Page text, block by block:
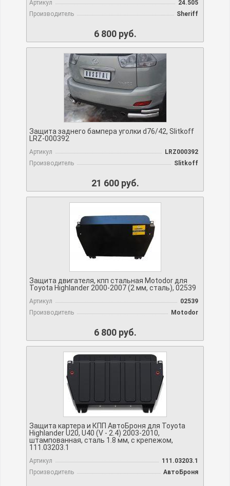
Артикул
24.505
Производитель
Sheriff
6 800 руб.
Защита заднего бампера уголки d76/42, Slitkoff
LRZ-000392
Артикул
LRZ000392
Производитель
Slitkoff
21 600 руб.
Защита двигателя, кпп стальная Motodor для
Toyota Highlander 2000-2007 (2 мм, сталь), 02539
Артикул
02539
Производитель
Motodor
6 800 руб.
Защита картера и КПП АвтоБроня для Toyota
Highlander U20, U40 (V - 2.4) 2003-2010,
штампованная, сталь 1.8 мм, с крепежом,
111.03203.1
Артикул
111.03203.1
Производитель
АвтоБроня